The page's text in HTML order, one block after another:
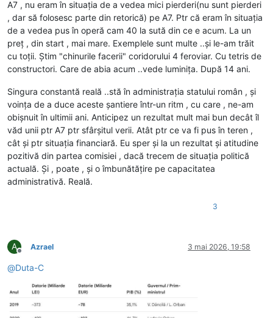
A7 , nu eram în situația de a vedea mici pierderi(nu sunt pierderi
, dar să folosesc parte din retorică) pe A7. Ptr că eram în situația
de a vedea pus în operă cam 40 la sută din ce e acum. La un
preț , din start , mai mare. Exemplele sunt multe ..și le-am trăit
cu toții. Știm "chinurile facerii" coridorului 4 feroviar. Cu tetris de
constructori. Care de abia acum ..vede luminița. După 14 ani.
Singura constantă reală ..stă în administrația statului român , și
voința de a duce aceste șantiere într-un ritm , cu care , ne-am
obișnuit în ultimii ani. Anticipez un rezultat mult mai bun decât îl
văd unii ptr A7 ptr sfârșitul verii. Atât ptr ce va fi pus în teren ,
cât și ptr situația financiară. Eu sper și la un rezultat și atitudine
pozitivă din partea comisiei , dacă trecem de situația politică
actuală. Și , poate , și o îmbunătățire pe capacitatea
administrativă. Reală.
3
A
Deconectat
Azrael 3 mai 2026, 19:58
@Duta-C